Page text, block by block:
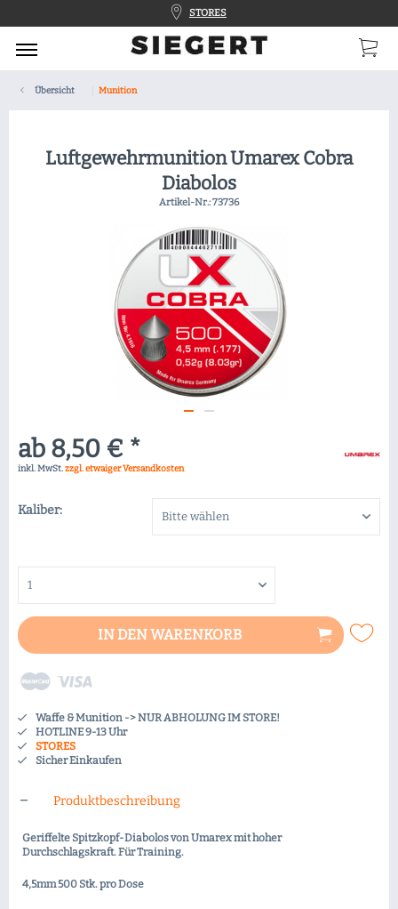
STORES
Übersicht Munition
Luftgewehrmunition Umarex Cobra
Diabolos
Artikel-Nr.:73736
ab 8,50 € *
inkl. MwSt.zzgl. etwaiger Versandkosten
Kaliber:
IN DENWARENKORB
Waffe & Munition -> NUR ABHOLUNG IM STORE!
HOTLINE 9-13 Uhr
STORES
Sicher Einkaufen
Produktbeschreibung
Geriffelte Spitzkopf-Diabolos von Umarex mit hoher
Durchschlagskraft. Für Training.
4,5mm 500 Stk. pro Dose